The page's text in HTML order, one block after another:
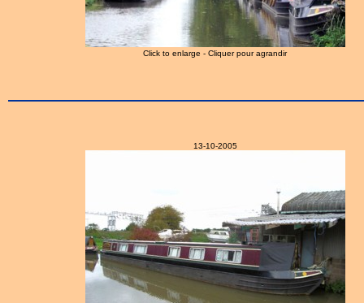
Click to enlarge - Cliquer pour agrandir
13-10-2005